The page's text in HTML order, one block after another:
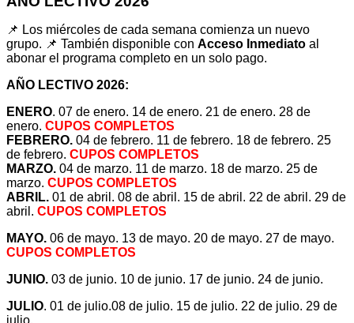
📌 Los miércoles de cada semana comienza un nuevo
grupo. 📌 También disponible con Acceso Inmediato al
abonar el programa completo en un solo pago.
AÑO LECTIVO 2026:
ENERO. 07 de enero. 14 de enero. 21 de enero. 28 de
enero. CUPOS COMPLETOS
FEBRERO. 04 de febrero. 11 de febrero. 18 de febrero. 25
de febrero. CUPOS COMPLETOS
MARZO. 04 de marzo. 11 de marzo. 18 de marzo. 25 de
marzo. CUPOS COMPLETOS
ABRIL. 01 de abril. 08 de abril. 15 de abril. 22 de abril. 29 de
abril. CUPOS COMPLETOS
MAYO. 06 de mayo. 13 de mayo. 20 de mayo. 27 de mayo.
CUPOS COMPLETOS
JUNIO. 03 de junio. 10 de junio. 17 de junio. 24 de junio.
JULIO. 01 de julio.08 de julio. 15 de julio. 22 de julio. 29 de
julio.